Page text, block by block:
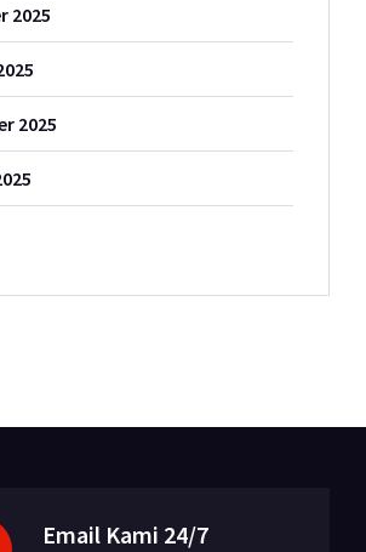
2025
2025
Email Kami 24/7